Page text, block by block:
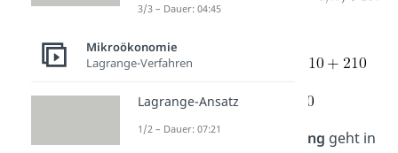
Bei einer Preiserhöhung geht in
3/3 – Dauer: 04:45
Mikroökonomie
Lagrange-Verfahren
Lagrange-Ansatz
1/2 – Dauer: 07:21